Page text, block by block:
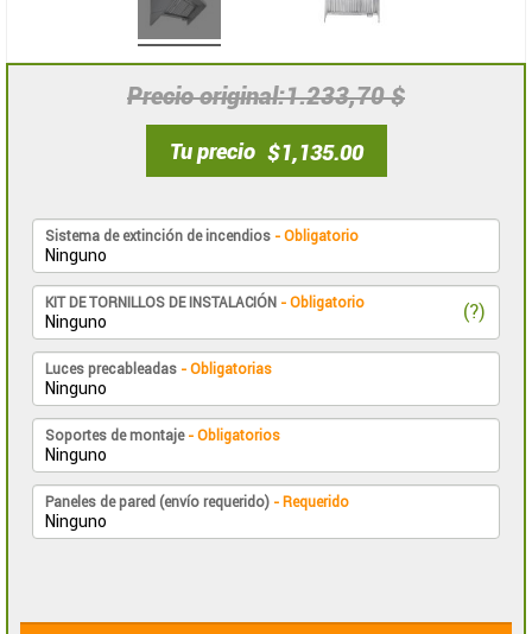
Precio original 1.233,70 $
Tu precio $1,135.00
Sistema de extinción de incendios - Obligatorio
KIT DE TORNILLOS DE INSTALACIÓN - Obligatorio (?)
Luces precableadas - Obligatorias
Soportes de montaje - Obligatorios
Paneles de pared (envío requerido) - Requerido